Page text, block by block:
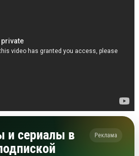
и сериалы в
Реклама